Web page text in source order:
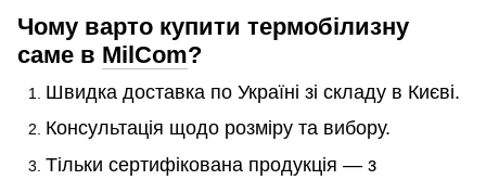
Чому варто купити термобілизну
саме в MilCom?
Швидка доставка по Україні зі складу в Києві.
Консультація щодо розміру та вибору.
Тільки сертифікована продукція — з